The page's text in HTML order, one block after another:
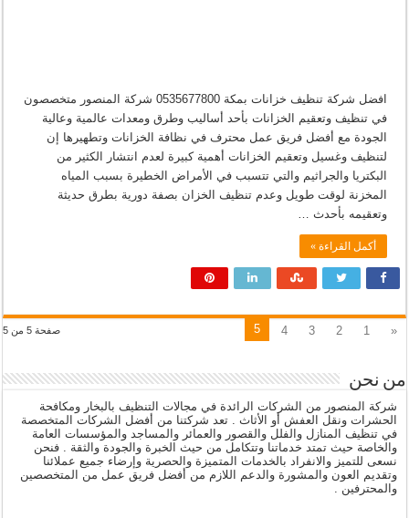
افضل شركة تنظيف خزانات بمكة 0535677800 شركة المنصور متخصصون
في تنظيف وتعقيم الخزانات بأحد أساليب وطرق ومعدات عالمية وعالية
الجودة مع أفضل فريق عمل محترف في نظافة الخزانات وتطهيرها إن
لتنظيف وغسيل وتعقيم الخزانات أهمية كبيرة لعدم انتشار الكثير من
البكتريا والجراثيم والتي تتسبب في الأمراض الخطيرة بسبب المياه
المخزنة لوقت طويل وعدم تنظيف الخزان بصفة دورية بطرق حديثة
وتعقيمه بأحدث …
أكمل القراءة »
صفحة 5 من 5 «
1
2
3
4
5
من نحن
شركة المنصور من الشركات الرائدة في مجالات التنظيف بالبخار ومكافحة
الحشرات ونقل العفش أو الأثاث . تعد شركتنا من أفضل الشركات المتخصصة
في تنظيف المنازل والفلل والقصور والعمائر والمساجد والمؤسسات العامة
والخاصة حيث تمتد خدماتنا وتتكامل من حيث الخبرة والجودة والثقة . فنحن
نسعى للتميز والانفراد بالخدمات المتميزة والحصرية وإرضاء جميع عملائنا
وتقديم العون والمشورة والدعم اللازم من أفضل فريق عمل من المتخصصين
والمحترفين .